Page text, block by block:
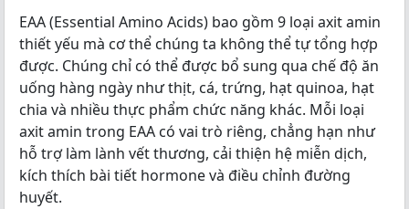
EAA (Essential Amino Acids) bao gồm 9 loại axit amin
thiết yếu mà cơ thể chúng ta không thể tự tổng hợp
được. Chúng chỉ có thể được bổ sung qua chế độ ăn
uống hàng ngày như thịt, cá, trứng, hạt quinoa, hạt
chia và nhiều thực phẩm chức năng khác. Mỗi loại
axit amin trong EAA có vai trò riêng, chẳng hạn như
hỗ trợ làm lành vết thương, cải thiện hệ miễn dịch,
kích thích bài tiết hormone và điều chỉnh đường
huyết.